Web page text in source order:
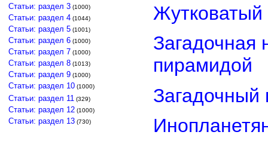
Статьи: раздел 3 (1000)
Статьи: раздел 4 (1044)
Статьи: раздел 5 (1001)
Статьи: раздел 6 (1000)
Статьи: раздел 7 (1000)
Статьи: раздел 8 (1013)
Статьи: раздел 9 (1000)
Статьи: раздел 10 (1000)
Статьи: раздел 11 (329)
Статьи: раздел 12 (1000)
Статьи: раздел 13 (730)
Загадочная
пирамидой